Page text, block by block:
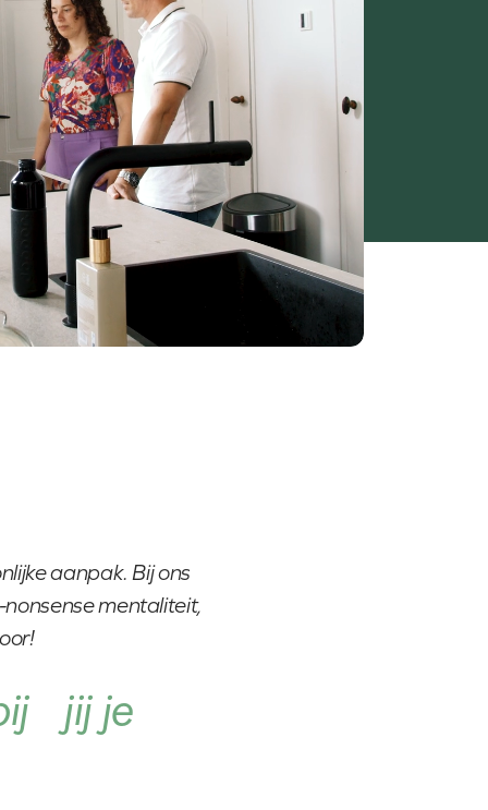
aanpak. Bij ons
mentaliteit,
jij je